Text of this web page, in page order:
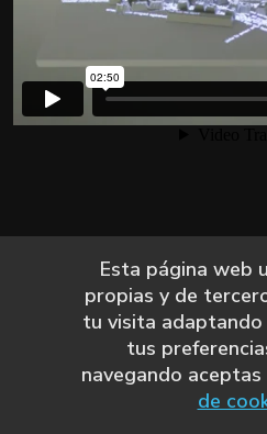
Esta página web
propias y de
tu visita adaptando
tus
navegando
de